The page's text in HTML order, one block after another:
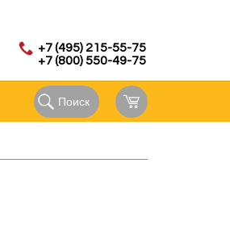
+7 (495) 215-55-75
+7 (800) 550-49-75
Поиск